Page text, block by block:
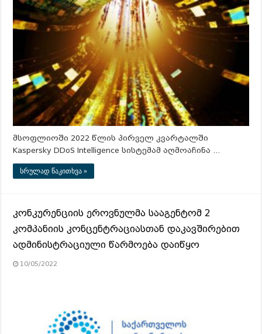
მსოფლიოში 2022 წლის პირველ კვარტალში
Kaspersky DDoS Intelligence სისტემამ აღმოაჩინა …
სრულად წაკითხვა »
კონკურენციის ეროვნულმა სააგენტომ 2
კომპანიის კონცენტრაციასთან დაკავშირებით
ადმინისტრაციული წარმოება დაიწყო
10/05/2022